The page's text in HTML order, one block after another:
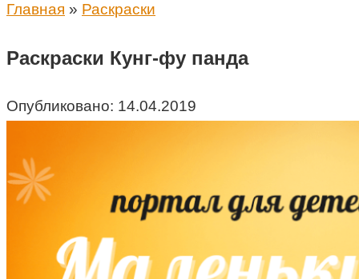
Главная » Раскраски
Раскраски Кунг-фу панда
Опубликовано: 14.04.2019